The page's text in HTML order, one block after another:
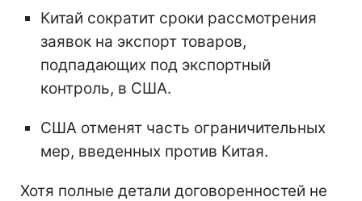
Китай сократит сроки рассмотрения
заявок на экспорт товаров,
подпадающих под экспортный
контроль, в США.
США отменят часть ограничительных
мер, введенных против Китая.
Хотя полные детали договоренностей не